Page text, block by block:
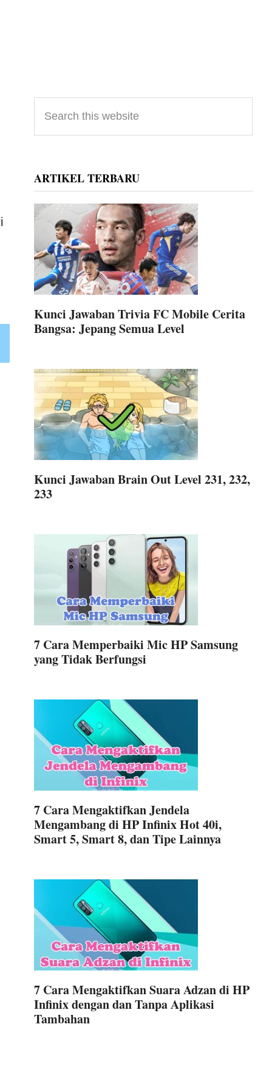
Primary
Sidebar
this
website
ARTIKEL TERBARU
Kunci Jawaban Trivia FC Mobile Cerita
Bangsa: Jepang Semua Level
Kunci Jawaban Brain Out Level 231, 232,
233
7 Cara Memperbaiki Mic HP Samsung
yang Tidak Berfungsi
7 Cara Mengaktifkan Jendela
Mengambang di HP Infinix Hot 40i,
Smart 5, Smart 8, dan Tipe Lainnya
7 Cara Mengaktifkan Suara Adzan di HP
Infinix dengan dan Tanpa Aplikasi
Tambahan